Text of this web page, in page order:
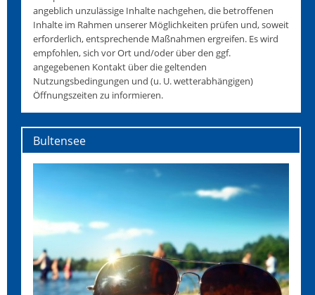
angeblich unzulässige Inhalte nachgehen, die betroffenen
Inhalte im Rahmen unserer Möglichkeiten prüfen und, soweit
erforderlich, entsprechende Maßnahmen ergreifen. Es wird
empfohlen, sich vor Ort und/oder über den ggf.
angegebenen Kontakt über die geltenden
Nutzungsbedingungen und (u. U. wetterabhängigen)
Öffnungszeiten zu informieren.
Bultensee